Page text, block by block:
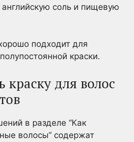
английскую соль и пищевую
подходит для
краски.
краску для волос
в разделе “Как
волосы” содержат